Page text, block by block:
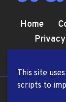
This site
scripts to
Home